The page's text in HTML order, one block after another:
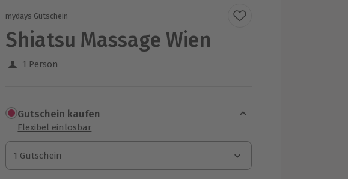
mydays Gutschein
Shiatsu Massage Wien
1 Person
Gutschein kaufen
Flexibel einlösbar
1 Gutschein
1 Gutschein
1 Gutschein